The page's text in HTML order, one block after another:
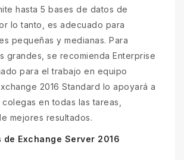
hasta 5 bases de datos de
lo tanto, es adecuado para
pequeñas y medianas. Para
grandes, se recomienda Enterprise
para el trabajo en equipo
2016 Standard lo apoyará a
en todas las tareas,
mejores resultados.
de Exchange Server 2016